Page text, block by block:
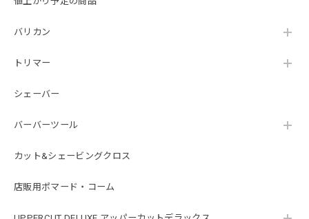
バリカン
トリマー
シェーバー
バーバーツール
カット&シェービングクロス
店販用ポマード・コーム